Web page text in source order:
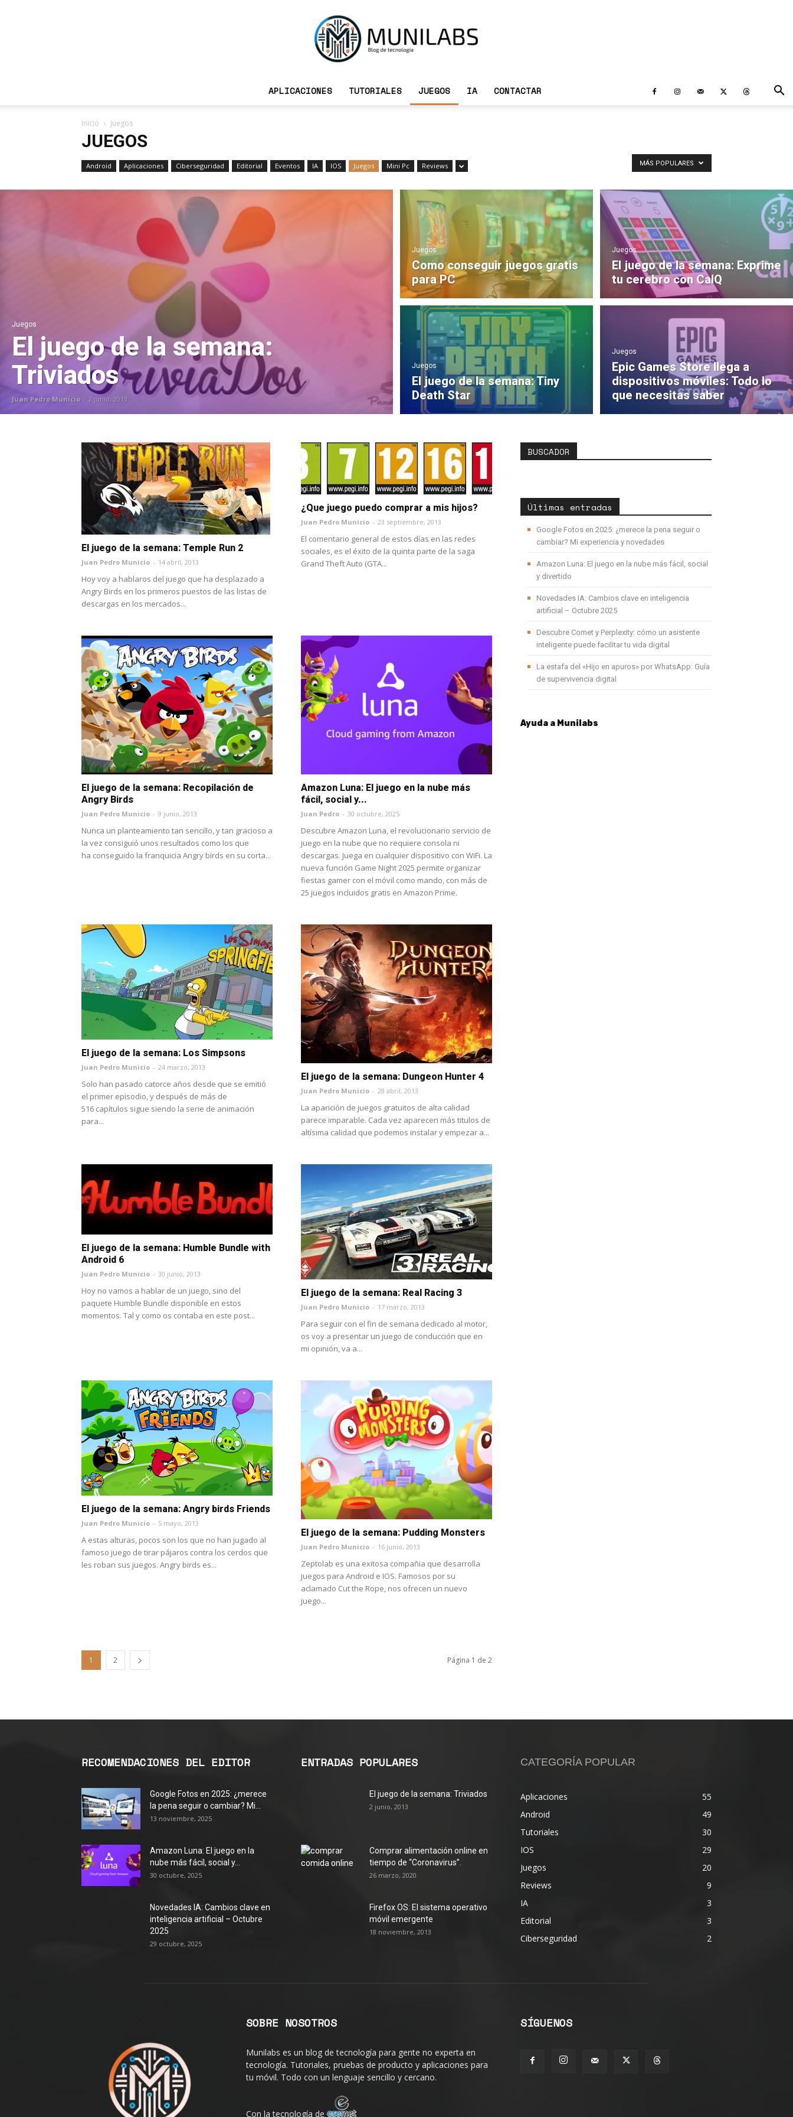
Munilabs
APLICACIONES TUTORIALES JUEGOS IA CONTACTAR
Inicio Juegos
JUEGOS
Android Aplicaciones Ciberseguridad Editorial Eventos IA IOS Juegos Mini Pc Reviews MÁS POPULARES
Juegos
El juego de la semana:
Triviados
Juan Pedro Municio - 2 junio, 2013
Juegos
Como conseguir juegos gratis
para PC
Juegos
El juego de la semana: Exprime
tu cerebro con CalQ
Juegos
El juego de la semana: Tiny
Death Star
Juegos
Epic Games Store llega a
dispositivos móviles: Todo lo
que necesitas saber
El juego de la semana: Temple Run 2
Juan Pedro Municio - 14 abril, 2013
Hoy voy a hablaros del juego que ha desplazado a
Angry Birds en los primeros puestos de las listas de
descargas en los mercados...
¿Que juego puedo comprar a mis hijos?
Juan Pedro Municio - 23 septiembre, 2013
El comentario general de estos días en las redes
sociales, es el éxito de la quinta parte de la saga
Grand Theft Auto (GTA...
El juego de la semana: Recopilación de
Angry Birds
Juan Pedro Municio - 9 junio, 2013
Nunca un planteamiento tan sencillo, y tan gracioso a
la vez consiguió unos resultados como los que
ha conseguido la franquicia Angry birds en su corta...
Amazon Luna: El juego en la nube más
fácil, social y...
Juan Pedro - 30 octubre, 2025
Descubre Amazon Luna, el revolucionario servicio de
juego en la nube que no requiere consola ni
descargas. Juega en cualquier dispositivo con WiFi. La
nueva función Game Night 2025 permite organizar
fiestas gamer con el móvil como mando, con más de
25 juegos incluidos gratis en Amazon Prime.
El juego de la semana: Los Simpsons
Juan Pedro Municio - 24 marzo, 2013
Solo han pasado catorce años desde que se emitió
el primer episodio, y después de más de
516 capítulos sigue siendo la serie de animación
para...
El juego de la semana: Dungeon Hunter 4
Juan Pedro Municio - 28 abril, 2013
La aparición de juegos gratuitos de alta calidad
parece imparable. Cada vez aparecen más titulos de
altísima calidad que podemos instalar y empezar a...
El juego de la semana: Humble Bundle with
Android 6
Juan Pedro Municio - 30 junio, 2013
Hoy no vamos a hablar de un juego, sino del
paquete Humble Bundle disponible en estos
momentos. Tal y como os contaba en este post...
El juego de la semana: Real Racing 3
Juan Pedro Municio - 17 marzo, 2013
Para seguir con el fin de semana dedicado al motor,
os voy a presentar un juego de conducción que en
mi opinión, va a...
El juego de la semana: Angry birds Friends
Juan Pedro Municio - 5 mayo, 2013
A estas alturas, pocos son los que no han jugado al
famoso juego de tirar pájaros contra los cerdos que
les roban sus juegos. Angry birds es...
El juego de la semana: Pudding Monsters
Juan Pedro Municio - 16 junio, 2013
Zeptolab es una exitosa compañia que desarrolla
juegos para Android e IOS. Famosos por su
aclamado Cut the Rope, nos ofrecen un nuevo
juego...
1 2 Página 1 de 2
BUSCADOR
Últimas entradas
Google Fotos en 2025: ¿merece la pena seguir o
cambiar? Mi experiencia y novedades
Amazon Luna: El juego en la nube más fácil, social
y divertido
Novedades IA: Cambios clave en inteligencia
artificial – Octubre 2025
Descubre Comet y Perplexity: cómo un asistente
inteligente puede facilitar tu vida digital
La estafa del «Hijo en apuros» por WhatsApp: Guía
de supervivencia digital
Ayuda a Munilabs
RECOMENDACIONES DEL EDITOR
Google Fotos en 2025: ¿merece
la pena seguir o cambiar? Mi...
13 noviembre, 2025
Amazon Luna: El juego en la
nube más fácil, social y...
30 octubre, 2025
Novedades IA: Cambios clave en
inteligencia artificial – Octubre
2025
29 octubre, 2025
ENTRADAS POPULARES
El juego de la semana: Triviados
2 junio, 2013
Comprar alimentación online en
tiempo de “Coronavirus”.
26 marzo, 2020
Firefox OS: El sistema operativo
móvil emergente
18 noviembre, 2013
CATEGORÍA POPULAR
Aplicaciones
55
Android
49
Tutoriales
30
IOS
29
Juegos
20
Reviews
9
IA
3
Editorial
3
Ciberseguridad
2
SOBRE NOSOTROS
Munilabs es un blog de tecnología para gente no experta en
tecnología. Tutoriales, pruebas de producto y aplicaciones para
tu móvil. Todo con un lenguaje sencillo y cercano.
Con la tecnología de
SÍGUENOS